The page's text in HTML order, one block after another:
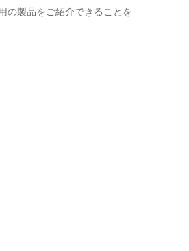
の製品をご紹介できることを